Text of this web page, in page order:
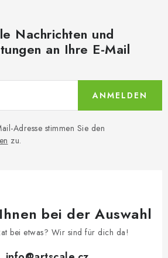
Nachrichten und
an Ihre E-Mail
Adresse stimmen Sie den
zu.
ANMELDEN
bei der Auswahl
bei etwas? Wir sind für dich da!